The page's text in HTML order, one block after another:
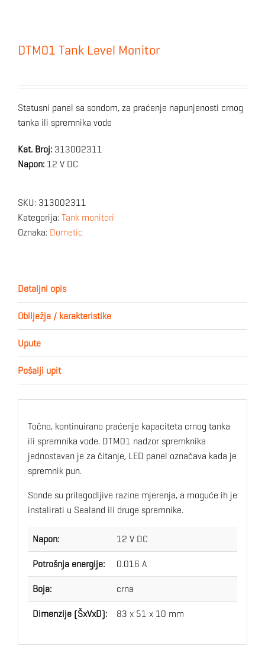
DTM01 Tank Level Monitor
Statusni panel sa sondom, za praćenje napunjenosti crnog
tanka ili spremnika vode
Kat. Broj: 313002311
Napon: 12 V DC
SKU: 313002311
Kategorija: Tank monitori
Oznaka: Dometic
Detaljni opis
Obilježja / karakteristike
Upute
Pošalji upit
Točno, kontinuirano praćenje kapaciteta crnog tanka
ili spremnika vode. DTM01 nadzor spremknika
jednostavan je za čitanje, LED panel označava kada je
spremnik pun.
Sonde su prilagodljive razine mjerenja, a moguće ih je
instalirati u Sealand ili druge spremnike.
Napon: 12 V DC
Potrošnja energije: 0.016 A
Boja: crna
Dimenzije (ŠxVxD): 83 x 51 x 10 mm